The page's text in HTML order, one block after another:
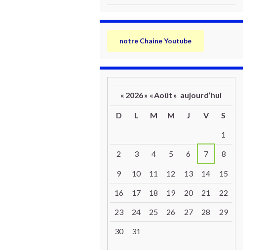
notre Chaine Youtube
« 2026» «Août » aujourd’hui
D L M M J V S
1
2 3 4 5 6 7 8
9 10 11 12 13 14 15
16 17 18 19 20 21 22
23 24 25 26 27 28 29
30 31